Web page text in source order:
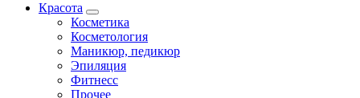
Красота
Косметика
Косметология
Маникюр, педикюр
Эпиляция
Фитнесс
Прочее